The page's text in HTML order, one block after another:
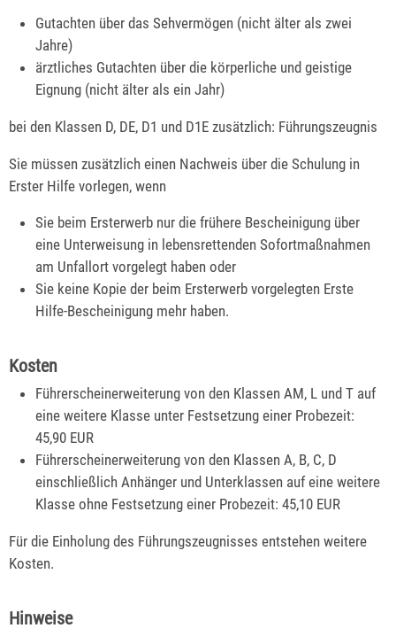
Gutachten über das Sehvermögen (nicht älter als zwei
Jahre)
ärztliches Gutachten über die körperliche und geistige
Eignung (nicht älter als ein Jahr)
bei den Klassen D, DE, D1 und D1E zusätzlich: Führungszeugnis
Sie müssen zusätzlich einen Nachweis über die Schulung in
Erster Hilfe vorlegen, wenn
Sie beim Ersterwerb nur die frühere Bescheinigung über
eine Unterweisung in lebensrettenden Sofortmaßnahmen
am Unfallort vorgelegt haben oder
Sie keine Kopie der beim Ersterwerb vorgelegten Erste
Hilfe-Bescheinigung mehr haben.
Kosten
Führerscheinerweiterung von den Klassen AM, L und T auf
eine weitere Klasse unter Festsetzung einer Probezeit:
45,90 EUR
Führerscheinerweiterung von den Klassen A, B, C, D
einschließlich Anhänger und Unterklassen auf eine weitere
Klasse ohne Festsetzung einer Probezeit: 45,10 EUR
Für die Einholung des Führungszeugnisses entstehen weitere
Kosten.
Hinweise